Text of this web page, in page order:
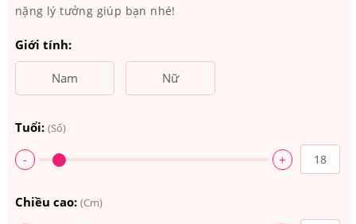
nặng lý tưởng giúp bạn nhé!
Giới tính:
Nam Nữ
Tuổi: (Số)
- +
Chiều cao: (Cm)